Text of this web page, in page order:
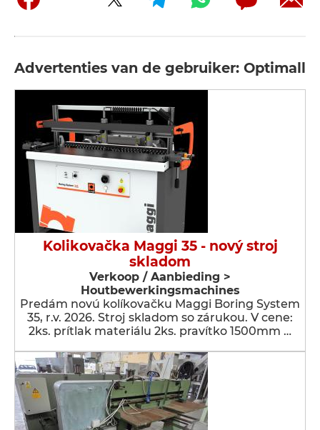
Advertenties van de gebruiker: Optimall
Kolikovačka Maggi 35 - nový stroj
skladom
Verkoop / Aanbieding >
Houtbewerkingsmachines
Predám novú kolíkovačku Maggi Boring System
35, r.v. 2026. Stroj skladom so zárukou. V cene:
2ks. prítlak materiálu 2ks. pravítko 1500mm …